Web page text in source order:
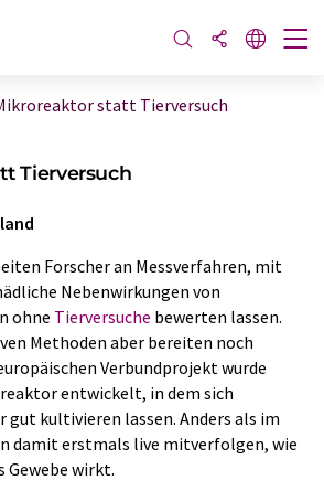
statt Tierversuch
Tierversuch
Forscher an Messverfahren, mit
Nebenwirkungen von
ohne Tierversuche bewerten lassen.
Methoden aber bereiten noch
Verbundprojekt wurde
entwickelt, in dem sich
gut kultivieren lassen. Anders als im
damit erstmals live mitverfolgen, wie
Gewebe wirkt.